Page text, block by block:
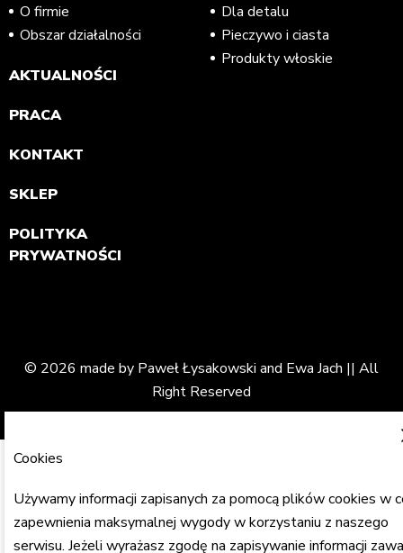
O firmie
Obszar działalności
AKTUALNOŚCI
PRACA
KONTAKT
SKLEP
POLITYKA
PRYWATNOŚCI
Dla detalu
Pieczywo i ciasta
Produkty włoskie
© 2026 made by Paweł Łysakowski and Ewa Jach || All
Right Reserved
Cookies
Używamy informacji zapisanych za pomocą plików cookies w
zapewnienia maksymalnej wygody w korzystaniu z naszego
serwisu. Jeżeli wyrażasz zgodę na zapisywanie informacji